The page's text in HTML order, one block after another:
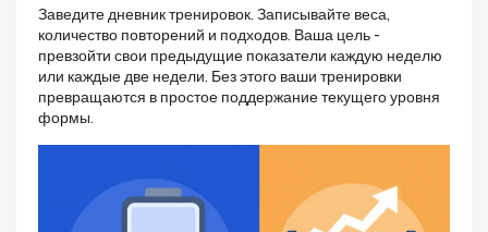
Заведите дневник тренировок. Записывайте веса,
количество повторений и подходов. Ваша цель -
превзойти свои предыдущие показатели каждую неделю
или каждые две недели. Без этого ваши тренировки
превращаются в простое поддержание текущего уровня
формы.